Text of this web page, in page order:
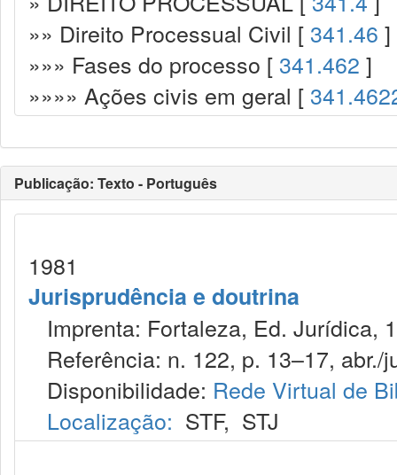
»» Direito Processual Civil [ 341.46 ]
»»» Fases do processo [ 341.462 ]
»»»» Ações civis em geral [
Publicação: Texto - Português
1981
Jurisprudência e doutrina
Imprenta: Fortaleza, Ed. Jurídica,
Referência: n. 122, p. 13–17, abr./
Disponibilidade: Rede Virtual de
Localização: STF, STJ